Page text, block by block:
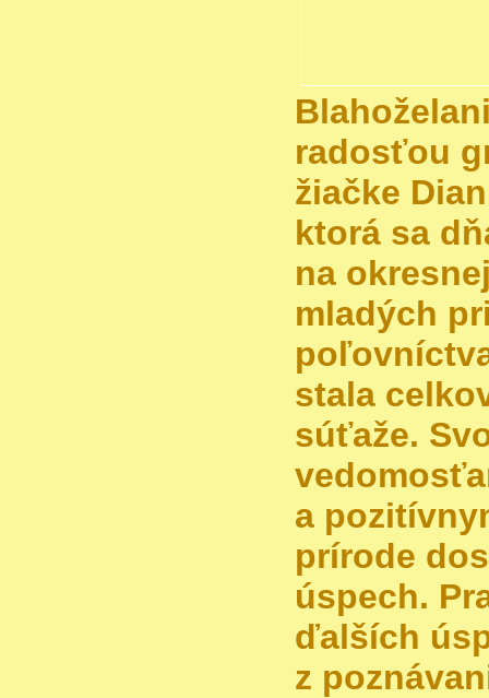
radosťou
žiačke
ktorá sa
na
mladých
stala
súťaže.
a
prírode
úspech.
ďalších
z